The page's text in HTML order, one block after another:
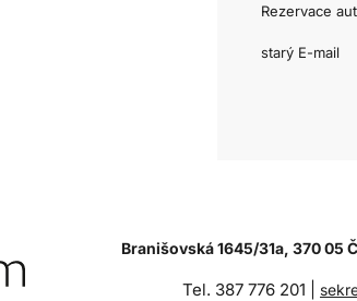
Rezervace
starý E-mail
Branišovská 1645/31a, 370 05
Tel. 387 776 201 |